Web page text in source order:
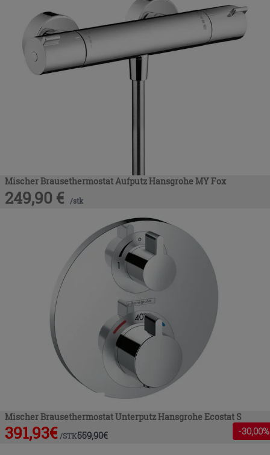
Mischer Brausethermostat Aufputz Hansgrohe MY Fox
249,90 € /stk
Mischer Brausethermostat Unterputz Hansgrohe Ecostat S
391,93€ /STK559,90€ -30,00%